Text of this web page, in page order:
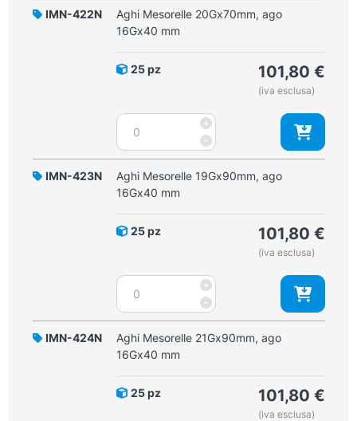
ago
16Gx40
IMN-422N
Aghi Mesorelle 20Gx70mm, ago
16Gx40 mm
25 pz 101,80 €
(iva esclusa)
-
Aghi
Mesorelle
20Gx70mm,
ago
16Gx40
+
IMN-423N
Aghi Mesorelle 19Gx90mm, ago
16Gx40 mm
25 pz 101,80 €
(iva esclusa)
-
Aghi
Mesorelle
19Gx90mm,
ago
16Gx40
+
IMN-424N
Aghi Mesorelle 21Gx90mm, ago
16Gx40 mm
25 pz 101,80 €
(iva esclusa)